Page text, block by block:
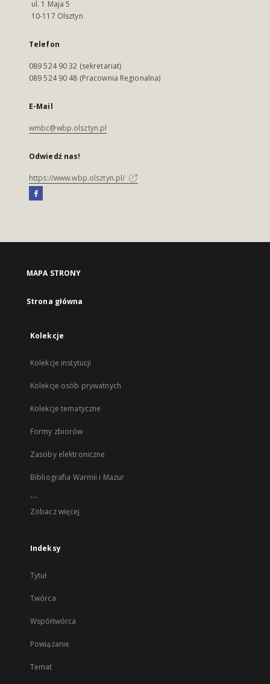
ul. 1 Maja 5
10-117 Olsztyn
Telefon
089 524 90 32 (sekretariat)
089 524 90 48 (Pracownia Regionalna)
E-Mail
wmbc@wbp.olsztyn.pl
Odwiedź nas!
https://www.wbp.olsztyn.pl/
MAPA STRONY
Strona główna
Kolekcje
Kolekcje instytucji
Kolekcje osób prywatnych
Kolekcje tematyczne
Formy zbiorów
Zasoby elektroniczne
Bibliografia Warmii i Mazur
...
Zobacz więcej
Indeksy
Tytuł
Twórca
Współtwórca
Powiązanie
Temat